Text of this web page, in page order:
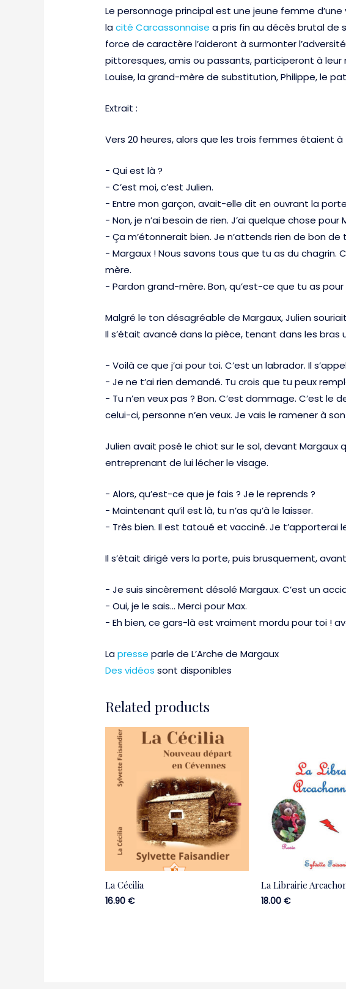
Le personnage principal est une jeune femme
lacité Carcassonnaise a pris fin au décès brutal de
force de caractère l’aideront à surmonter
pittoresques, amis ou passants, participeront à leur
Louise, la grand-mère de substitution, Philippe, le
Extrait :
Vers 20 heures, alors que les trois femmes étaient
− Qui est là ?
− C’est moi, c’est Julien.
− Entre mon garçon, avait-elle dit en ouvrant la
− Non, je n’ai besoin de rien. J’ai quelque chose pour
− Ça m’étonnerait bien. Je n’attends rien de bon de
− Margaux ! Nous savons tous que tu as du
mère.
− Pardon grand-mère. Bon, qu’est-ce que tu as pour
Malgré le ton désagréable de Margaux, Julien
Il s’était avancé dans la pièce, tenant dans les bras
− Voilà ce que j’ai pour toi. C’est un labrador. Il
− Je ne t’ai rien demandé. Tu crois que tu peux
− Tu n’en veux pas ? Bon. C’est dommage. C’est
celui-ci, personne n’en veux. Je vais le ramener à
Julien avait posé le chiot sur le sol, devant Margaux
entreprenant de lui lécher le visage.
− Alors, qu’est-ce que je fais ? Je le reprends ?
− Maintenant qu’il est là, tu n’as qu’à le laisser.
− Très bien. Il est tatoué et vacciné. Je t’apporterai
Il s’était dirigé vers la porte, puis brusquement,
− Je suis sincèrement désolé Margaux. C’est un
− Oui, je le sais… Merci pour Max.
− Eh bien, ce gars-là est vraiment mordu pour toi !
Lapresse parle de L’Arche de Margaux
Des vidéos sont disponibles
Related products
La Cécilia
16.90€
La Librairie
18.00€